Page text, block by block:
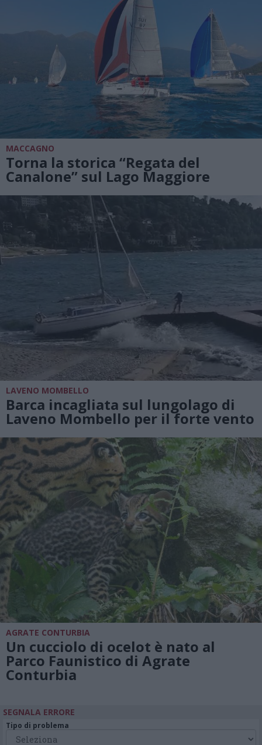
MACCAGNO
Torna la storica “Regata del
Canalone” sul Lago Maggiore
LAVENO MOMBELLO
Barca incagliata sul lungolago di
Laveno Mombello per il forte vento
AGRATE CONTURBIA
Un cucciolo di ocelot è nato al
Parco Faunistico di Agrate
Conturbia
SEGNALA ERRORE
Tipo di problema